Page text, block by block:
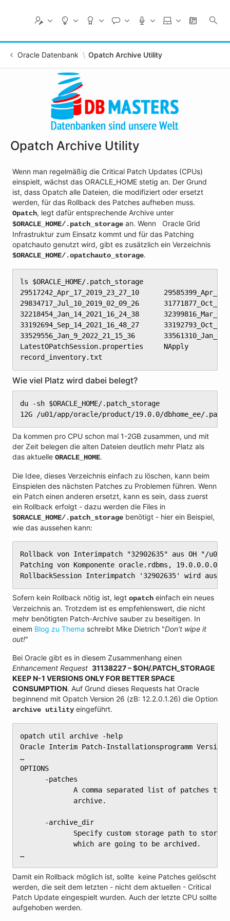
Oracle Datenbank Opatch Archive Utility
Opatch Archive Utility
Wenn man regelmäßig die Critical Patch Updates (CPUs)
einspielt, wächst das ORACLE_HOME stetig an. Der Grund
ist, dass Opatch alle Dateien, die modifiziert oder ersetzt
werden, für das Rollback des Patches aufheben muss.
Opatch, legt dafür entsprechende Archive unter
$ORACLE_HOME/.patch_storage an. Wenn Oracle Grid
Infrastruktur zum Einsatz kommt und für das Patching
opatchauto genutzt wird, gibt es zusätzlich ein Verzeichnis
$ORACLE_HOME/.opatchauto_storage.
ls $ORACLE_HOME/.patch_storage
29517242_Apr_17_2019_23_27_10
29834717_Jul_10_2019_02_09_26
32218454_Jan_14_2021_16_24_38
33192694_Sep_14_2021_16_48_27
33529556_Jan_9_2022_21_15_36
LatestOPatchSession.properties     NApply
record_inventory.txt
Wie viel Platz wird dabei belegt?
du -sh $ORACLE_HOME/.patch_storage
12G /u01/app/oracle/product/19.0.0/dbhome_ee/
Da kommen pro CPU schon mal 1-2GB zusammen, und mit
der Zeit belegen die alten Dateien deutlich mehr Platz als
das aktuelle ORACLE_HOME.
Die Idee, dieses Verzeichnis einfach zu löschen, kann beim
Einspielen des nächsten Patches zu Problemen führen. Wenn
ein Patch einen anderen ersetzt, kann es sein, dass zuerst
ein Rollback erfolgt - dazu werden die Files in
$ORACLE_HOME/.patch_storage benötigt - hier ein Beispiel,
wie das aussehen kann:
Rollback von Interimpatch "32902635" aus OH "/
Patching von Komponente oracle.rdbms, 19.0.0.0.0...
RollbackSession Interimpatch '32902635' wird aus
Sofern kein Rollback nötig ist, legt opatch einfach ein neues
Verzeichnis an. Trotzdem ist es empfehlenswert, die nicht
mehr benötigten Patch-Archive sauber zu beseitigen. In
einem Blog zu Thema schreibt Mike Dietrich "Don’t wipe it
out!"
Bei Oracle gibt es in diesem Zusammenhang einen
Enhancement Request 31138227 – $OH/.PATCH_STORAGE
KEEP N-1 VERSIONS ONLY FOR BETTER SPACE
CONSUMPTION. Auf Grund dieses Requests hat Oracle
beginnend mit Opatch Version 26 (zB: 12.2.0.1.26) die Option
archive utility eingeführt.
opatch util archive -help
Oracle Interim Patch-Installationsprogramm Version
…
OPTIONS
      -patches
A comma separated list of patches to
             archive.
      -archive_dir
Specify custom storage path to store
             which are going to be archived.
…
Damit ein Rollback möglich ist, sollte keine Patches gelöscht
werden, die seit dem letzten - nicht dem aktuellen - Critical
Patch Update eingespielt wurden. Auch der letzte CPU sollte
aufgehoben werden.